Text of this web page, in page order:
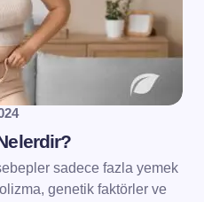
sadece fazla yemek
genetik faktörler ve